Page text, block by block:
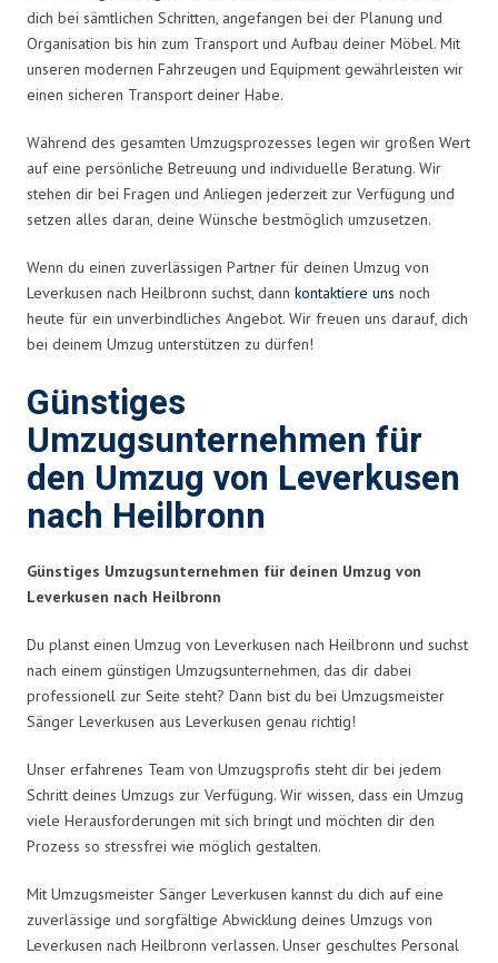
dich bei sämtlichen Schritten, angefangen bei der Planung und
Organisation bis hin zum Transport und Aufbau deiner Möbel. Mit
unseren modernen Fahrzeugen und Equipment gewährleisten wir
einen sicheren Transport deiner Habe.
Während des gesamten Umzugsprozesses legen wir großen Wert
auf eine persönliche Betreuung und individuelle Beratung. Wir
stehen dir bei Fragen und Anliegen jederzeit zur Verfügung und
setzen alles daran, deine Wünsche bestmöglich umzusetzen.
Wenn du einen zuverlässigen Partner für deinen Umzug von
Leverkusen nach Heilbronn suchst, dann kontaktiere uns noch
heute für ein unverbindliches Angebot. Wir freuen uns darauf, dich
bei deinem Umzug unterstützen zu dürfen!
Günstiges
Umzugsunternehmen für
den Umzug von Leverkusen
nach Heilbronn
Günstiges Umzugsunternehmen für deinen Umzug von
Leverkusen nach Heilbronn
Du planst einen Umzug von Leverkusen nach Heilbronn und suchst
nach einem günstigen Umzugsunternehmen, das dir dabei
professionell zur Seite steht? Dann bist du bei Umzugsmeister
Sänger Leverkusen aus Leverkusen genau richtig!
Unser erfahrenes Team von Umzugsprofis steht dir bei jedem
Schritt deines Umzugs zur Verfügung. Wir wissen, dass ein Umzug
viele Herausforderungen mit sich bringt und möchten dir den
Prozess so stressfrei wie möglich gestalten.
Mit Umzugsmeister Sänger Leverkusen kannst du dich auf eine
zuverlässige und sorgfältige Abwicklung deines Umzugs von
Leverkusen nach Heilbronn verlassen. Unser geschultes Personal